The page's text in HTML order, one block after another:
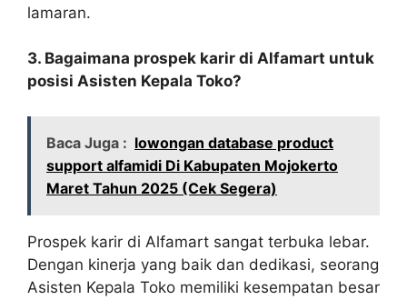
lamaran.
3. Bagaimana prospek karir di Alfamart untuk
posisi Asisten Kepala Toko?
Baca Juga : lowongan database product
support alfamidi Di Kabupaten Mojokerto
Maret Tahun 2025 (Cek Segera)
Prospek karir di Alfamart sangat terbuka lebar.
Dengan kinerja yang baik dan dedikasi, seorang
Asisten Kepala Toko memiliki kesempatan besar